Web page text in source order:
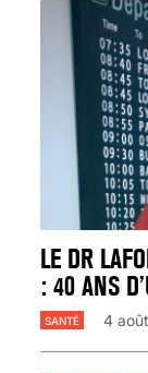
LE DR
: 40 ANS
SANTÉ 4